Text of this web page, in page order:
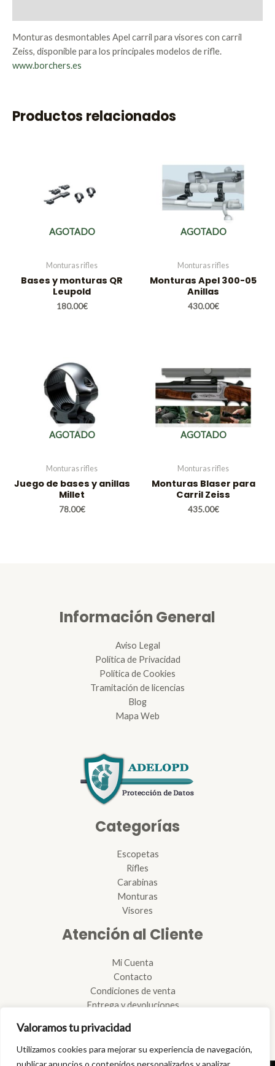
Valoramos tu privacidad
Utilizamos cookies para mejorar su experiencia de navegación,
publicar anuncios o contenidos personalizados y analizar
Monturas desmontables Apel carril para visores con carril
Zeiss, disponible para los principales modelos de rifle.
www.borchers.es
Productos relacionados
AGOTADO
Monturas rifles
Bases y monturas QR
Leupold
180.00€
AGOTADO
Monturas rifles
Monturas Apel 300-05
Anillas
430.00€
AGOTADO
Monturas rifles
Juego de bases y anillas
Millet
78.00€
AGOTADO
Monturas rifles
Monturas Blaser para
Carril Zeiss
435.00€
Información General
Aviso Legal
Política de Privacidad
Política de Cookies
Tramitación de licencias
Blog
Mapa Web
Categorías
Escopetas
Rifles
Carabinas
Monturas
Visores
Atención al Cliente
Mi Cuenta
Contacto
Condiciones de venta
Entrega y devoluciones
Reparación de armas
Tramitación de licencias